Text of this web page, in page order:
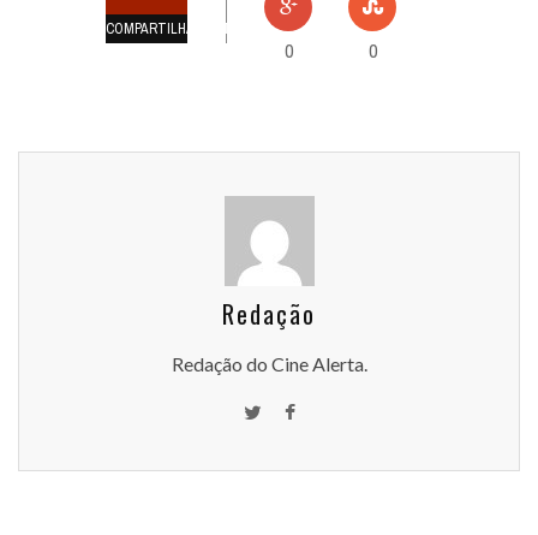
COMPARTILHAMENTOS
0 0
Redação
Redação do Cine Alerta.